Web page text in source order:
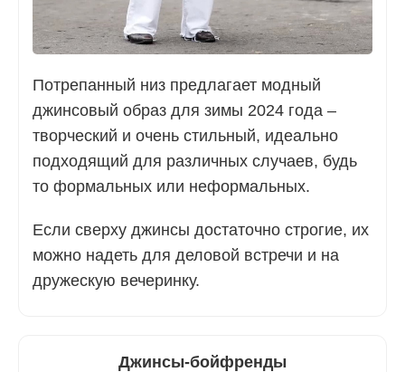
Потрепанный низ предлагает модный
джинсовый образ для зимы 2024 года –
творческий и очень стильный, идеально
подходящий для различных случаев, будь
то формальных или неформальных.
Если сверху джинсы достаточно строгие, их
можно надеть для деловой встречи и на
дружескую вечеринку.
Джинсы-бойфренды